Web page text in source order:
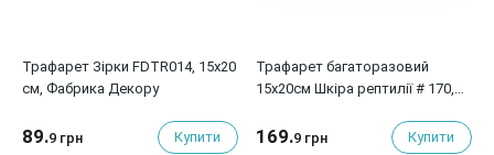
Трафарет Зірки FDTR014, 15х20
см, Фабрика Декору
89.9 грн Купити
Трафарет багаторазовий
15x20см Шкіра рептилії # 170,
169.9 грн Купити